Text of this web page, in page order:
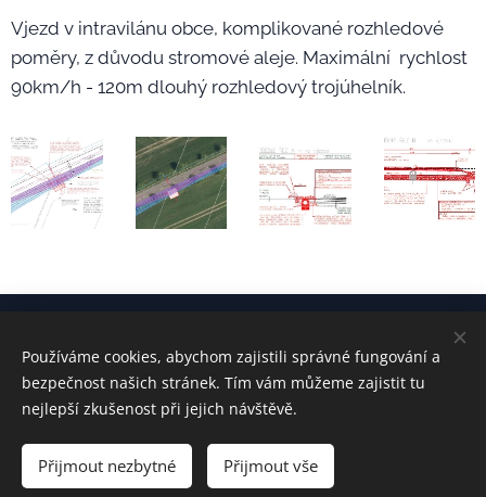
Vjezd v intravilánu obce, komplikované rozhledové
poměry, z důvodu stromové aleje. Maximální rychlost
90km/h - 120m dlouhý rozhledový trojúhelník.
kontakt: Ing. Radek ŠVEC
+420 777 676 191radek-svec@email.cz
Vytvořeno službou Webnode Cookies
Používáme cookies, abychom zajistili správné fungování a
bezpečnost našich stránek. Tím vám můžeme zajistit tu
nejlepší zkušenost při jejich návštěvě.
Přijmout nezbytné Přijmout vše